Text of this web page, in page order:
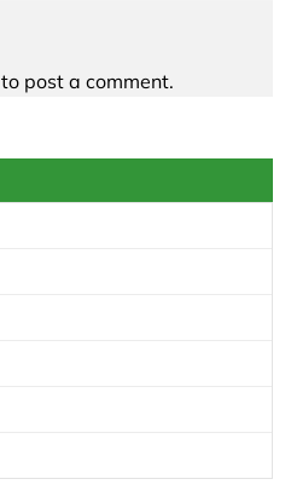
to post a comment.